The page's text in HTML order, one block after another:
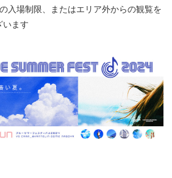
入場制限、またはエリア外からの観覧を
います